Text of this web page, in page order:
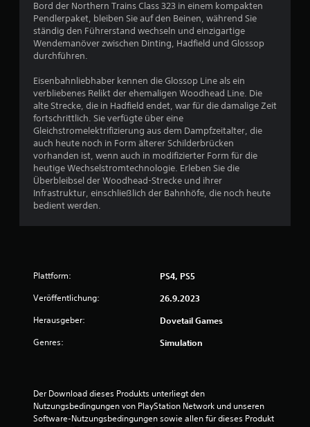
u
n
e
n
Bord der Northern Trains Class 323 in einem kompakten
Pendlerpaket, bleiben Sie auf den Beinen, während Sie
ständig den Führerstand wechseln und einzigartige
Wendemanöver zwischen Dinting, Hadfield und Glossop
durchführen.
Eisenbahnliebhaber kennen die Glossop Line als ein
verbliebenes Relikt der ehemaligen Woodhead Line. Die
alte Strecke, die in Hadfield endet, war für die damalige Zeit
fortschrittlich. Sie verfügte über eine
Gleichstromelektrifizierung aus dem Dampfzeitalter, die
auch heute noch in Form älterer Schilderbrücken
vorhanden ist, wenn auch in modifizierter Form für die
heutige Wechselstromtechnologie. Erleben Sie die
Überbleibsel der Woodhead-Strecke und ihrer
Infrastruktur, einschließlich der Bahnhöfe, die noch heute
bedient werden.
Plattform: PS4, PS5
Veröffentlichung: 26.9.2023
Herausgeber: Dovetail Games
Genres: Simulation
Der Download dieses Produkts unterliegt den
Nutzungsbedingungen von PlayStation Network und unseren
Software-Nutzungsbedingungen sowie allen für dieses Produkt